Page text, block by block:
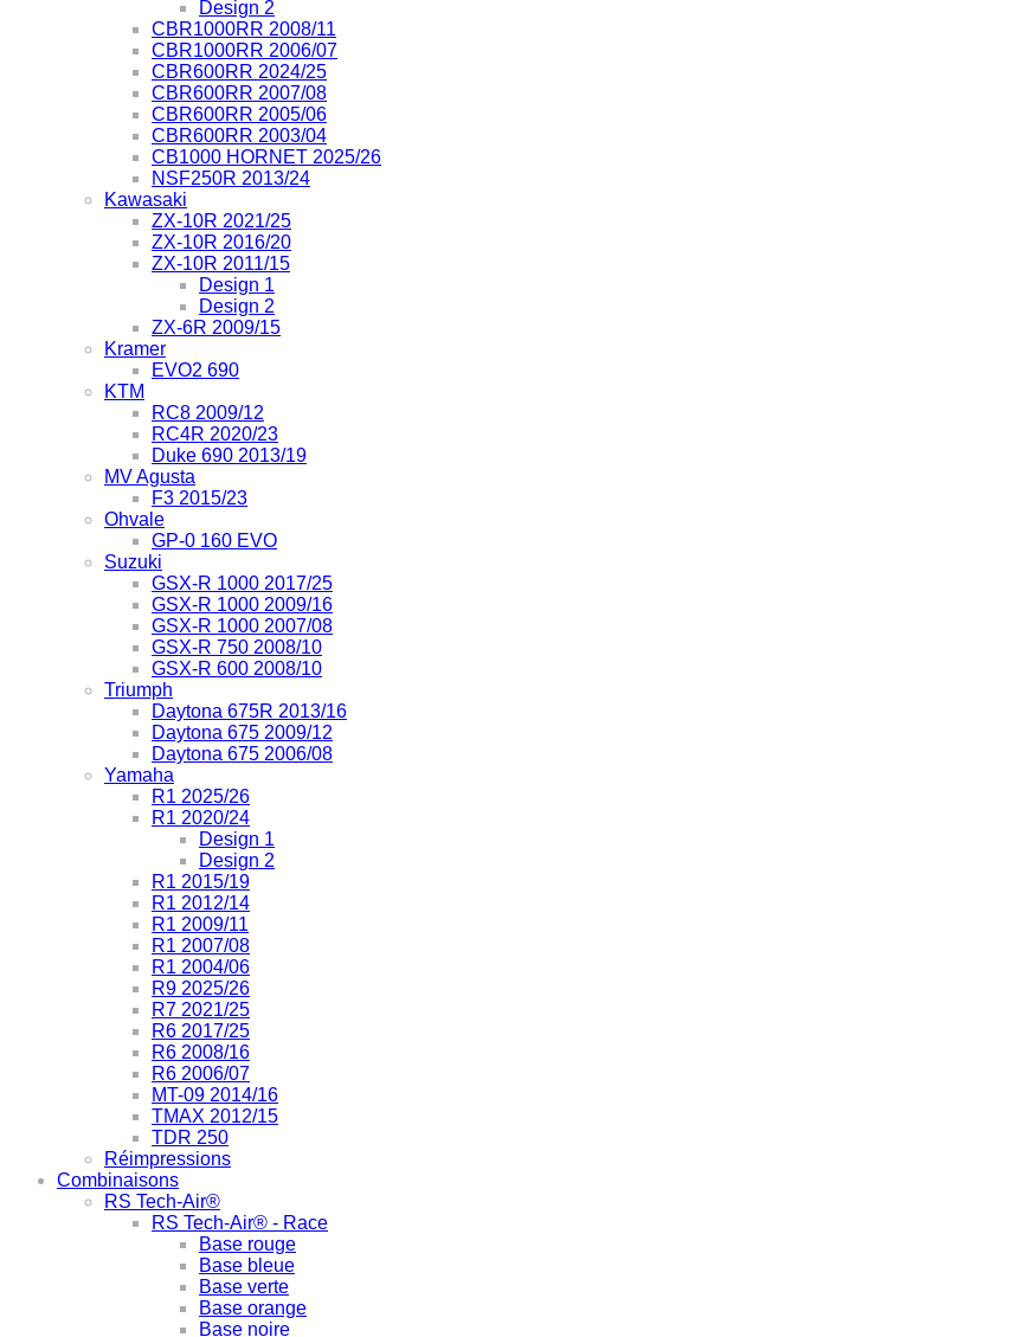
Design 2
CBR1000RR 2008/11
CBR1000RR 2006/07
CBR600RR 2024/25
CBR600RR 2007/08
CBR600RR 2005/06
CBR600RR 2003/04
CB1000 HORNET 2025/26
NSF250R 2013/24
Kawasaki
ZX-10R 2021/25
ZX-10R 2016/20
ZX-10R 2011/15
Design 1
Design 2
ZX-6R 2009/15
Kramer
EVO2 690
KTM
RC8 2009/12
RC4R 2020/23
Duke 690 2013/19
MV Agusta
F3 2015/23
Ohvale
GP-0 160 EVO
Suzuki
GSX-R 1000 2017/25
GSX-R 1000 2009/16
GSX-R 1000 2007/08
GSX-R 750 2008/10
GSX-R 600 2008/10
Triumph
Daytona 675R 2013/16
Daytona 675 2009/12
Daytona 675 2006/08
Yamaha
R1 2025/26
R1 2020/24
Design 1
Design 2
R1 2015/19
R1 2012/14
R1 2009/11
R1 2007/08
R1 2004/06
R9 2025/26
R7 2021/25
R6 2017/25
R6 2008/16
R6 2006/07
MT-09 2014/16
TMAX 2012/15
TDR 250
Réimpressions
Combinaisons
RS Tech-Air®
RS Tech-Air® - Race
Base rouge
Base bleue
Base verte
Base orange
Base noire